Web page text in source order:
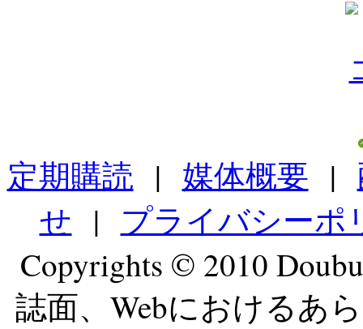
定期購読 | 媒体概要 |
せ | プライバシーポ
Copyrights © 2010
誌面、Webにおけるあ